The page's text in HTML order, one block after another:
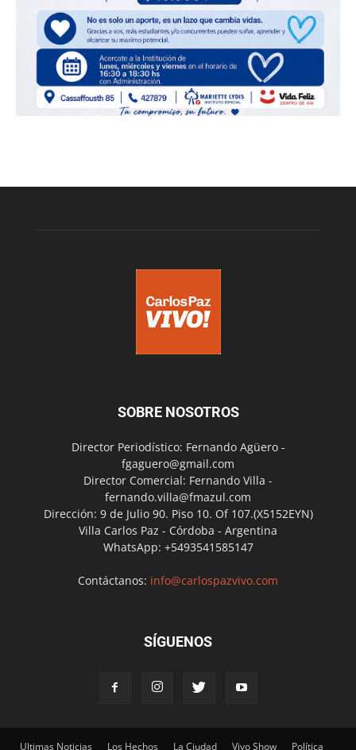
SOBRE NOSOTROS
Director Periodístico: Fernando Agüero -
fgaguero@gmail.com
Director Comercial: Fernando Villa -
fernando.villa@fmazul.com
Dirección: 9 de Julio 90. Piso 10. Of 107.(X5152EYN)
Villa Carlos Paz - Córdoba - Argentina
WhatsApp: +5493541585147
Contáctanos: info@carlospazvivo.com
SÍGUENOS
Ultimas Noticias Los Hechos La Ciudad Vivo Show Política